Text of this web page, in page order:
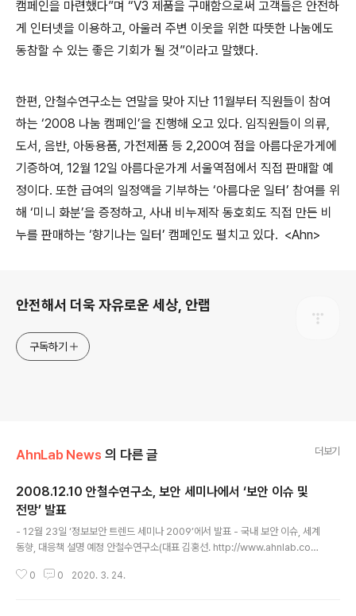
캠페인을 마련했다”며 “V3 제품을 구매함으로써 고객들은 안전하
게 인터넷을 이용하고, 아울러 주변 이웃을 위한 따뜻한 나눔에도
동참할 수 있는 좋은 기회가 될 것”이라고 말했다.
한편, 안철수연구소는 연말을 맞아 지난 11월부터 직원들이 참여
하는 ‘2008 나눔 캠페인’을 진행해 오고 있다. 임직원들이 의류,
도서, 음반, 아동용품, 가전제품 등 2,200여 점을 아름다운가게에
기증하여, 12월 12일 아름다운가게 서울역점에서 직접 판매할 예
정이다. 또한 급여의 일정액을 기부하는 ‘아름다운 일터’ 참여를 위
해 ‘미니 화분’을 증정하고, 사내 비누제작 동호회도 직접 만든 비
누를 판매하는 ‘향기나는 일터’ 캠페인도 펼치고 있다. <Ahn>
안전해서 더욱 자유로운 세상, 안랩
구독하기
AhnLab News 의 다른 글 더보기
2008.12.10 안철수연구소, 보안 세미나에서 ‘보안 이슈 및
전망’ 발표
- 12월 23일 ‘정보보안 트렌드 세미나 2009’에서 발표 - 국내 보안 이슈, 세계
동향, 대응책 설명 예정 안철수연구소(대표 김홍선. http://www.ahnlab.co
서 열리는 ‘정보보안 트렌드 세미나 2009’ (http://www.dikr.co.kr/course
0 0 2020. 3. 24.